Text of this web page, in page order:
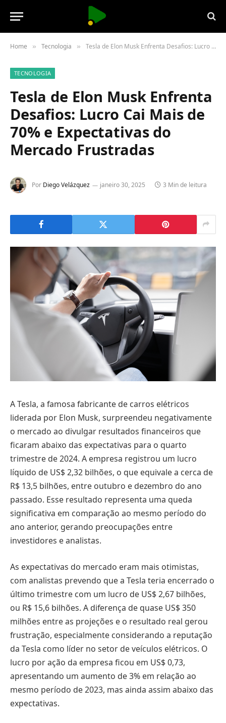
Home » Tecnologia » Tesla de Elon Musk Enfrenta Desafios: Lucro Cai Mais de 70% e Expectativas do Mercado Frustradas
TECNOLOGIA
Tesla de Elon Musk Enfrenta
Desafios: Lucro Cai Mais de
70% e Expectativas do
Mercado Frustradas
Por Diego Velázquez janeiro 30, 2025 3 Min de leitura
A Tesla, a famosa fabricante de carros elétricos
liderada por Elon Musk, surpreendeu negativamente
o mercado ao divulgar resultados financeiros que
ficaram abaixo das expectativas para o quarto
trimestre de 2024. A empresa registrou um lucro
líquido de US$ 2,32 bilhões, o que equivale a cerca de
R$ 13,5 bilhões, entre outubro e dezembro do ano
passado. Esse resultado representa uma queda
significativa em comparação ao mesmo período do
ano anterior, gerando preocupações entre
investidores e analistas.
As expectativas do mercado eram mais otimistas,
com analistas prevendo que a Tesla teria encerrado o
último trimestre com um lucro de US$ 2,67 bilhões,
ou R$ 15,6 bilhões. A diferença de quase US$ 350
milhões entre as projeções e o resultado real gerou
frustração, especialmente considerando a reputação
da Tesla como líder no setor de veículos elétricos. O
lucro por ação da empresa ficou em US$ 0,73,
apresentando um aumento de 3% em relação ao
mesmo período de 2023, mas ainda assim abaixo das
expectativas.